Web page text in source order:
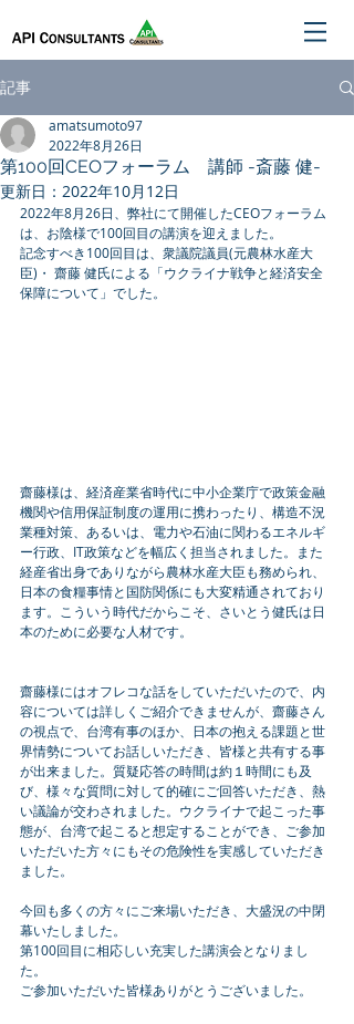
記事
第100回CEOフォーラム 講師 -斎藤 健-
amatsumoto97
2022年8月26日
更新日： 2022年10月12日
2022年8月26日、弊社にて開催したCEOフォーラム
は、お陰様で100回目の講演を迎えました。
記念すべき100回目は、衆議院議員(元農林水産大
臣)・ 齋藤 健氏による「ウクライナ戦争と経済安全
保障について」でした。
齋藤様は、経済産業省時代に中小企業庁で政策金融
機関や信用保証制度の運用に携わったり、構造不況
業種対策、あるいは、電力や石油に関わるエネルギ
ー行政、IT政策などを幅広く担当されました。また
経産省出身でありながら農林水産大臣も務められ、
日本の食糧事情と国防関係にも大変精通されており
ます。こういう時代だからこそ、さいとう健氏は日
本のために必要な人材です。
齋藤様にはオフレコな話をしていただいたので、内
容については詳しくご紹介できませんが、齋藤さん
の視点で、台湾有事のほか、日本の抱える課題と世
界情勢についてお話しいただき、皆様と共有する事
が出来ました。質疑応答の時間は約１時間にも及
び、様々な質問に対して的確にご回答いただき、熱
い議論が交わされました。ウクライナで起こった事
態が、台湾で起こると想定することができ、ご参加
いただいた方々にもその危険性を実感していただき
ました。
今回も多くの方々にご来場いただき、大盛況の中閉
幕いたしました。
第100回目に相応しい充実した講演会となりまし
た。
ご参加いただいた皆様ありがとうございました。